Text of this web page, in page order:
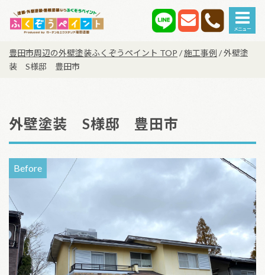
Main Navigation
豊田市周辺の外壁塗装ふくぞうペイント TOP /施工事例 /外壁塗
装 S様邸 豊田市
外壁塗装 S様邸 豊田市
Before